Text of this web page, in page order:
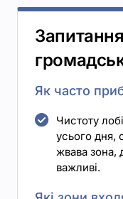
Як часто
Чистоту
усього дня,
жвава зона,
важливі.